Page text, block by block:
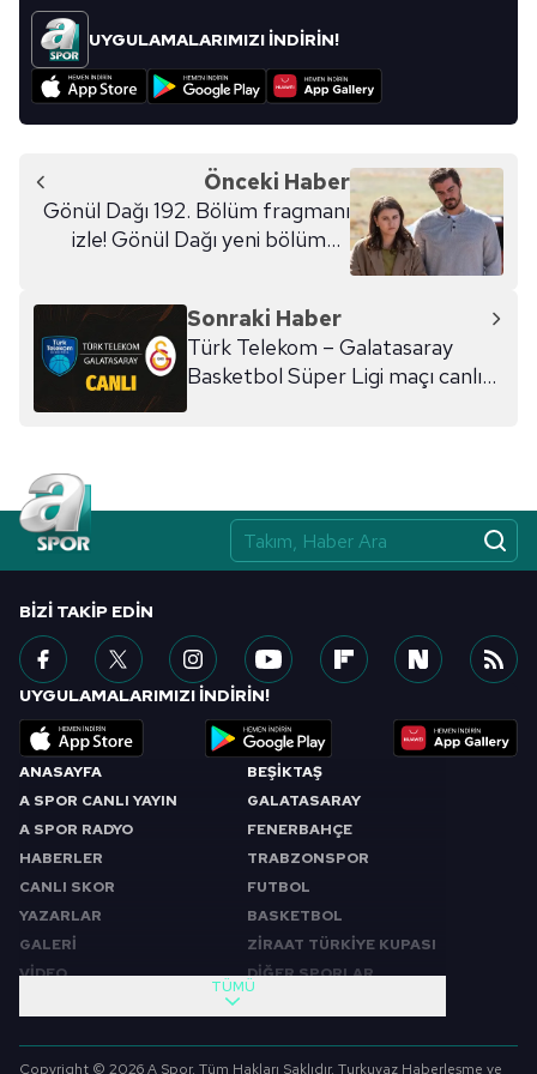
UYGULAMALARIMIZI İNDİRİN!
Önceki Haber
Gönül Dağı 192. Bölüm fragmanı
izle! Gönül Dağı yeni bölümde
Sonraki Haber
Türk Telekom – Galatasaray
Basketbol Süper Ligi maçı canlı
ANASAYFA
A SPOR CANLI YAYIN
A SPOR RADYO
HABERLER
CANLI SKOR
YAZARLAR
GALERİ
VİDEO
BEŞİKTAŞ
GALATASARAY
FENERBAHÇE
TRABZONSPOR
FUTBOL
BASKETBOL
ZİRAAT TÜRKİYE KUPASI
DİĞER SPORLAR
SABAH SPORU
FUTBOL
TÜMÜ
BIZI TAKIP EDIN
UYGULAMALARIMIZI İNDİRİN!
Copyright © 2026 A Spor. Tüm Hakları Saklıdır. Turkuvaz Haberleşme ve